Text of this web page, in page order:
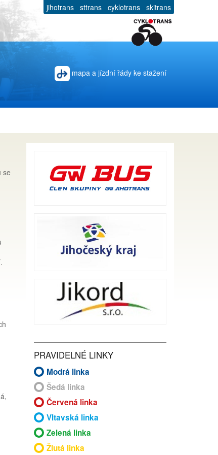
jihotrans sttrans cyklotrans skitrans
mapa a jízdní řády ke stažení
PRAVIDELNÉ LINKY
Modrá linka
Šedá linka
Červená linka
Vltavská linka
Zelená linka
Žlutá linka
se